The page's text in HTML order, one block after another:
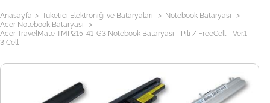
Anasayfa > Tüketici Elektroniği ve Bataryaları > Notebook Bataryası >
Acer Notebook Bataryası >
Acer TravelMate TMP215-41-G3 Notebook Bataryası - Pili / FreeCell - Ver.1 -
3 Cell